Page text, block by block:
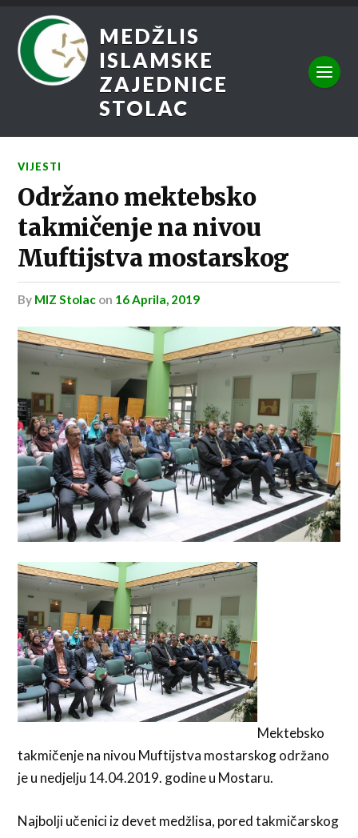
MEDŽLIS
ISLAMSKE
ZAJEDNICE
STOLAC
VIJESTI
Održano mektebsko
takmičenje na nivou
Muftijstva mostarskog
by MIZ Stolac on 16 Aprila, 2019
Mektebsko
takmičenje na nivou Muftijstva mostarskog održano
je u nedjelju 14.04.2019. godine u Mostaru.
Najbolji učenici iz devet medžlisa, pored takmičarskog